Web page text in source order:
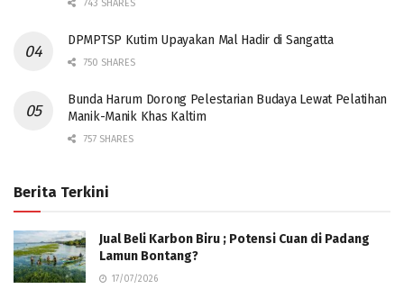
743 SHARES
DPMPTSP Kutim Upayakan Mal Hadir di Sangatta
750 SHARES
Bunda Harum Dorong Pelestarian Budaya Lewat Pelatihan
Manik-Manik Khas Kaltim
757 SHARES
Berita Terkini
Jual Beli Karbon Biru ; Potensi Cuan di Padang
Lamun Bontang?
17/07/2026